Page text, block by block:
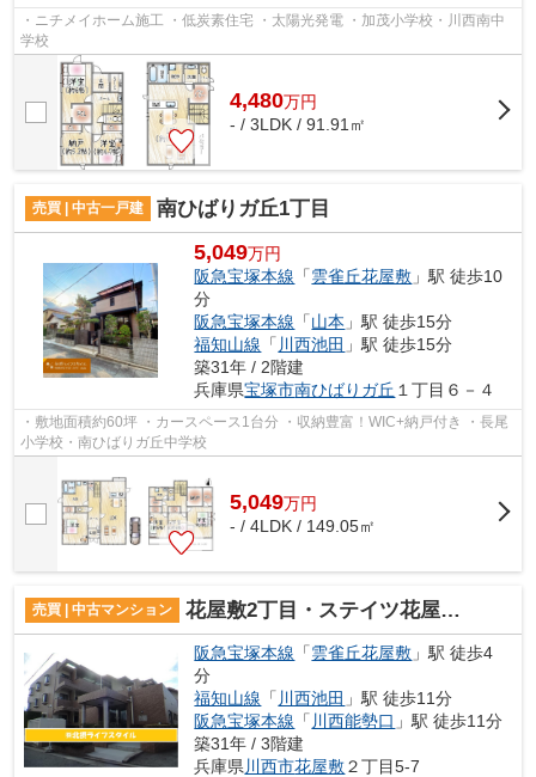
・ニチメイホーム施工 ・低炭素住宅 ・太陽光発電 ・加茂小学校・川西南中
学校
4,480万円
- / 3LDK / 91.91㎡
売買 | 中古一戸建 南ひばりガ丘1丁目
5,049万円
阪急宝塚本線 「雲雀丘花屋敷 」駅 徒歩10
分
阪急宝塚本線 「山本 」駅 徒歩15分
福知山線 「 川西池田 」駅 徒歩15分
築31年 / 2階建
兵庫県宝塚市南ひばりガ丘 １丁目６－４
・敷地面積約60坪 ・カースペース1台分 ・収納豊富！WIC+納戸付き ・長尾
小学校・南ひばりガ丘中学校
5,049万円
- / 4LDK / 149.05㎡
売買 | 中古マンション 花屋敷2丁目・ステイツ花屋敷さつき坂
阪急宝塚本線 「雲雀丘花屋敷 」駅 徒歩4
分
福知山線 「 川西池田 」駅 徒歩11分
阪急宝塚本線 「 川西能勢口 」駅 徒歩11分
築31年 / 3階建
兵庫県 川西市花屋敷２丁目5-7